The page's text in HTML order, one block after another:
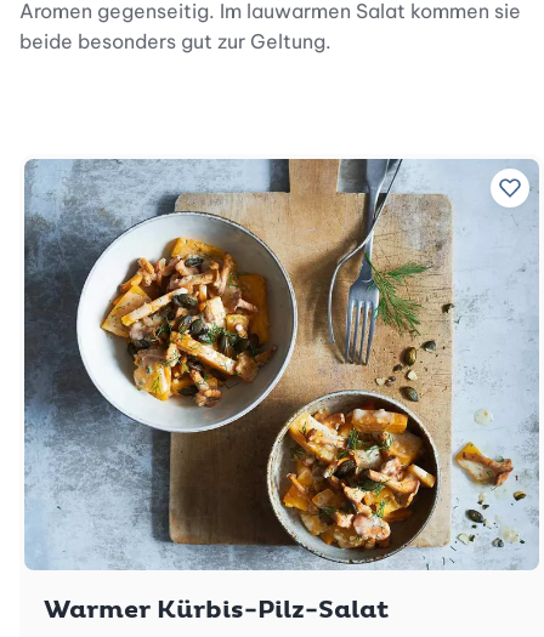
Aromen gegenseitig. Im lauwarmen Salat kommen sie
beide besonders gut zur Geltung.
Zu
Warmer Kürbis-Pilz-Salat